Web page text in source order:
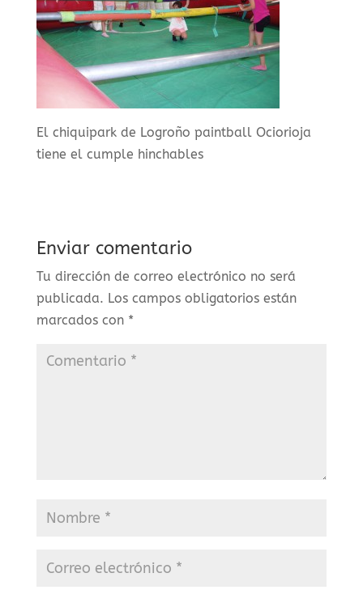
El chiquipark de Logroño paintball Ociorioja
tiene el cumple hinchables
Enviar comentario
Tu dirección de correo electrónico no será
publicada. Los campos obligatorios están
marcados con *